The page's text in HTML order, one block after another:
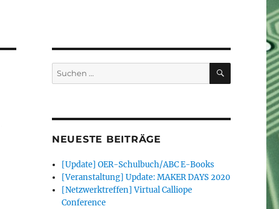
Suchen
nach:
SUCHEN
NEUESTE BEITRÄGE
[Update] OER-Schulbuch/ABC E-Books
[Veranstaltung] Update: MAKER DAYS 2020
[Netzwerktreffen] Virtual Calliope
Conference